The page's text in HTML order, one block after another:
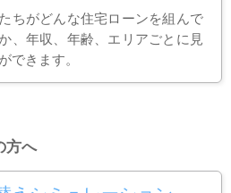
ちがどんな住宅ローンを組んで
、年収、年齢、エリアごとに見
できます。
方へ